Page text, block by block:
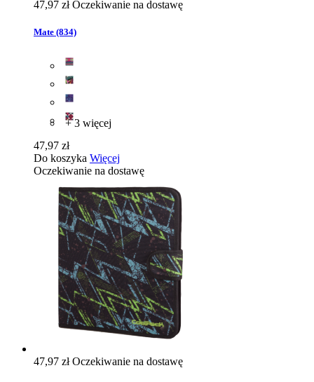
47,97 złOczekiwanie na dostawę
Mate (834)
+ 3 więcej
47,97 zł
Do koszyka Więcej
Oczekiwanie na dostawę
47,97 złOczekiwanie na dostawę